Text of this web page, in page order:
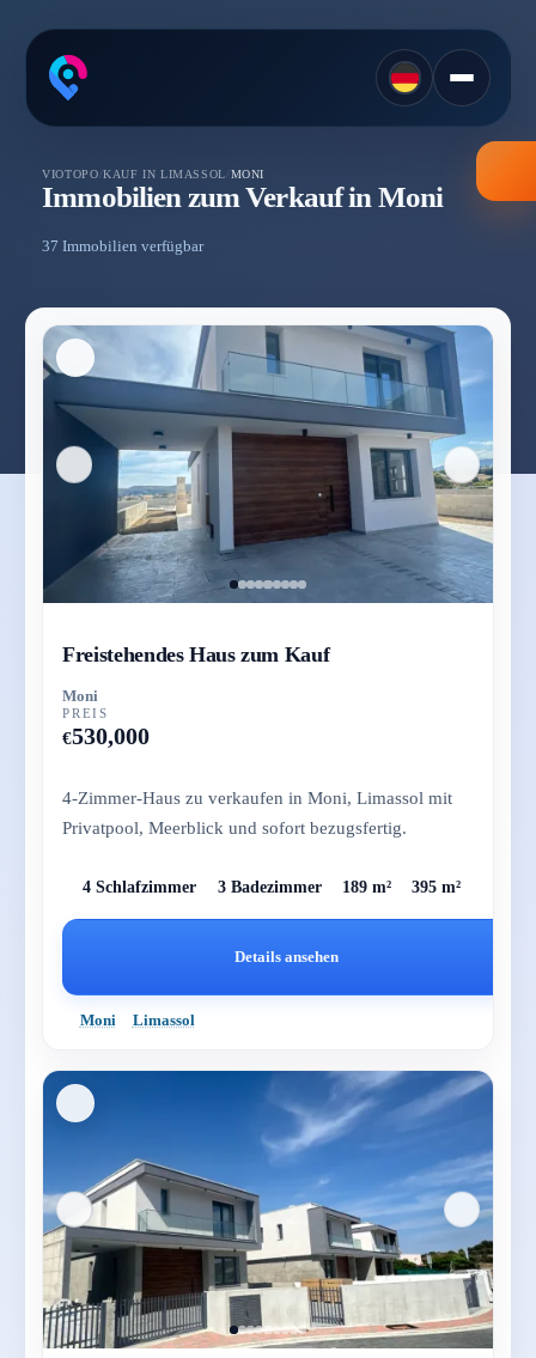
VIOTOPO /KAUF IN LIMASSOL/MONI
Immobilien zum Verkauf in Moni
37 Immobilien verfügbar
Freistehendes Haus zum Kauf
Moni
PREIS
€530,000
4-Zimmer-Haus zu verkaufen in Moni, Limassol mit
Privatpool, Meerblick und sofort bezugsfertig.
4 Schlafzimmer 3 Badezimmer 189 m² 395 m²
Details ansehen
Moni Limassol